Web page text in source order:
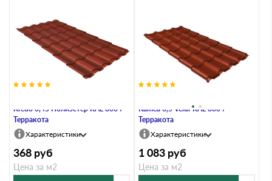
Kredo 0,45 Полиэстер RAL 8004
Терракота
Характеристики
368 руб
Цена за м2
Kamea 0,5 Velur RAL 8004
Терракота
Характеристики
1 083 руб
Цена за м2